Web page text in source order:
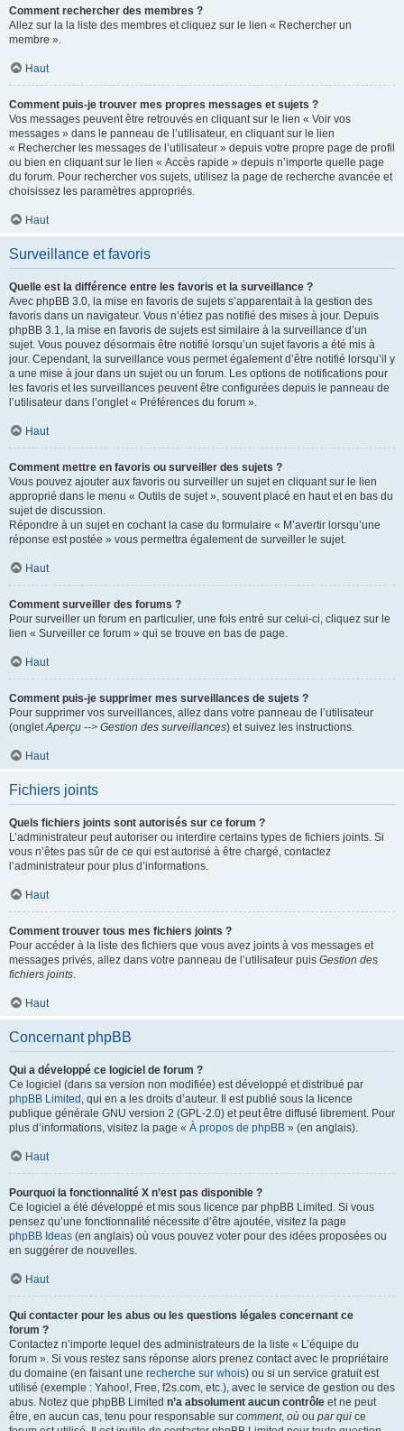
Comment rechercher des membres ?
Allez sur la la liste des membres et cliquez sur le lien « Rechercher un
membre ».
Haut
Comment puis-je trouver mes propres messages et sujets ?
Vos messages peuvent être retrouvés en cliquant sur le lien « Voir vos
messages » dans le panneau de l’utilisateur, en cliquant sur le lien
« Rechercher les messages de l’utilisateur » depuis votre propre page de profil
ou bien en cliquant sur le lien « Accès rapide » depuis n’importe quelle page
du forum. Pour rechercher vos sujets, utilisez la page de recherche avancée et
choisissez les paramètres appropriés.
Haut
Surveillance et favoris
Quelle est la différence entre les favoris et la surveillance ?
Avec phpBB 3.0, la mise en favoris de sujets s’apparentait à la gestion des
favoris dans un navigateur. Vous n’étiez pas notifié des mises à jour. Depuis
phpBB 3.1, la mise en favoris de sujets est similaire à la surveillance d’un
sujet. Vous pouvez désormais être notifié lorsqu’un sujet favoris a été mis à
jour. Cependant, la surveillance vous permet également d’être notifié lorsqu’il y
a une mise à jour dans un sujet ou un forum. Les options de notifications pour
les favoris et les surveillances peuvent être configurées depuis le panneau de
l’utilisateur dans l’onglet « Préférences du forum ».
Haut
Comment mettre en favoris ou surveiller des sujets ?
Vous pouvez ajouter aux favoris ou surveiller un sujet en cliquant sur le lien
approprié dans le menu « Outils de sujet », souvent placé en haut et en bas du
sujet de discussion.
Répondre à un sujet en cochant la case du formulaire « M’avertir lorsqu’une
réponse est postée » vous permettra également de surveiller le sujet.
Haut
Comment surveiller des forums ?
Pour surveiller un forum en particulier, une fois entré sur celui-ci, cliquez sur le
lien « Surveiller ce forum » qui se trouve en bas de page.
Haut
Comment puis-je supprimer mes surveillances de sujets ?
Pour supprimer vos surveillances, allez dans votre panneau de l’utilisateur
(ongletAperçu --> Gestion des surveillances) et suivez les instructions.
Haut
Fichiers joints
Quels fichiers joints sont autorisés sur ce forum ?
L’administrateur peut autoriser ou interdire certains types de fichiers joints. Si
vous n’êtes pas sûr de ce qui est autorisé à être chargé, contactez
l’administrateur pour plus d’informations.
Haut
Comment trouver tous mes fichiers joints ?
Pour accéder à la liste des fichiers que vous avez joints à vos messages et
messages privés, allez dans votre panneau de l’utilisateur puis Gestion des
fichiers joints.
Haut
Concernant phpBB
Qui a développé ce logiciel de forum ?
Ce logiciel (dans sa version non modifiée) est développé et distribué par
phpBB Limited , qui en a les droits d’auteur. Il est publié sous la licence
publique générale GNU version 2 (GPL-2.0) et peut être diffusé librement. Pour
plus d’informations, visitez la page « À propos de phpBB » (en anglais).
Haut
Pourquoi la fonctionnalité X n’est pas disponible ?
Ce logiciel a été développé et mis sous licence par phpBB Limited. Si vous
pensez qu’une fonctionnalité nécessite d’être ajoutée, visitez la page
phpBB Ideas (en anglais) où vous pouvez voter pour des idées proposées ou
en suggérer de nouvelles.
Haut
Qui contacter pour les abus ou les questions légales concernant ce
forum ?
Contactez n’importe lequel des administrateurs de la liste « L’équipe du
forum ». Si vous restez sans réponse alors prenez contact avec le propriétaire
du domaine (en faisant une recherche sur whois) ou si un service gratuit est
utilisé (exemple : Yahoo!, Free, f2s.com, etc.), avec le service de gestion ou des
abus. Notez que phpBB Limited n’a absolument aucun contrôle et ne peut
être, en aucun cas, tenu pour responsable sur comment, où ou par qui ce